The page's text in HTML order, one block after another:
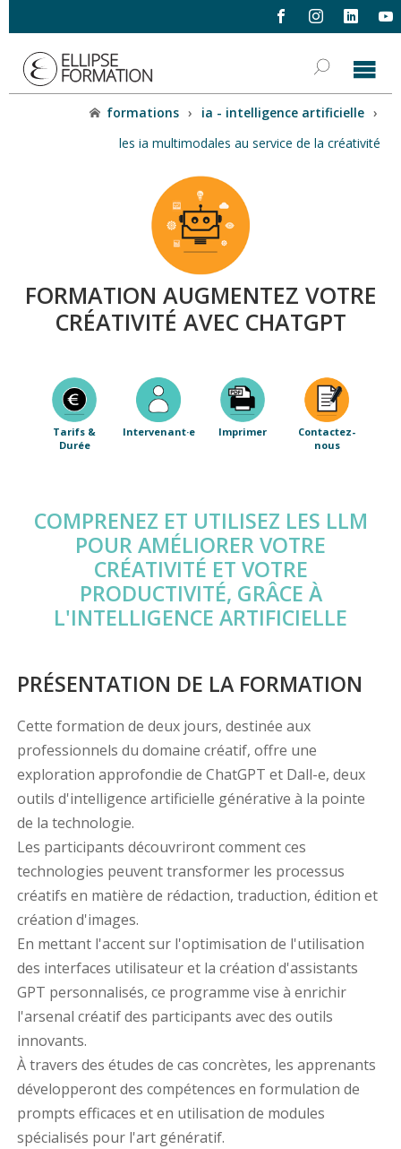
formations › ia - intelligence artificielle ›
les ia multimodales au service de la créativité
FORMATION AUGMENTEZ VOTRE
CRÉATIVITÉ AVEC CHATGPT
Tarifs &
Durée
Intervenant·e Imprimer
Contactez-
nous
COMPRENEZ ET UTILISEZ LES LLM
POUR AMÉLIORER VOTRE
CRÉATIVITÉ ET VOTRE
PRODUCTIVITÉ, GRÂCE À
L'INTELLIGENCE ARTIFICIELLE
PRÉSENTATION DE LA FORMATION
Cette formation de deux jours, destinée aux
professionnels du domaine créatif, offre une
exploration approfondie de ChatGPT et Dall-e, deux
outils d'intelligence artificielle générative à la pointe
de la technologie.
Les participants découvriront comment ces
technologies peuvent transformer les processus
créatifs en matière de rédaction, traduction, édition et
création d'images.
En mettant l'accent sur l'optimisation de l'utilisation
des interfaces utilisateur et la création d'assistants
GPT personnalisés, ce programme vise à enrichir
l'arsenal créatif des participants avec des outils
innovants.
À travers des études de cas concrètes, les apprenants
développeront des compétences en formulation de
prompts efficaces et en utilisation de modules
spécialisés pour l'art génératif.